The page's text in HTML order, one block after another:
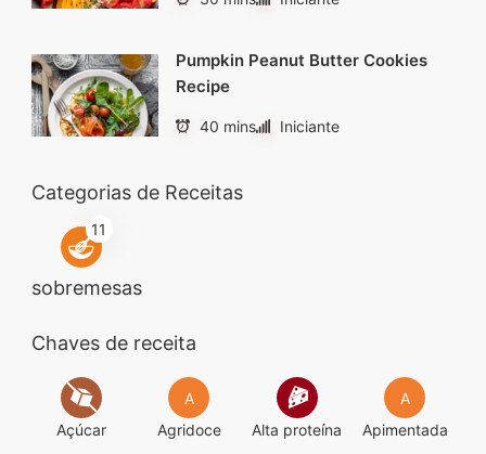
Pumpkin Peanut Butter Cookies
Recipe
40 mins Iniciante
Categorias de Receitas
11
sobremesas
Chaves de receita
Açúcar
A
Agridoce
Alta proteína
A
Apimentada